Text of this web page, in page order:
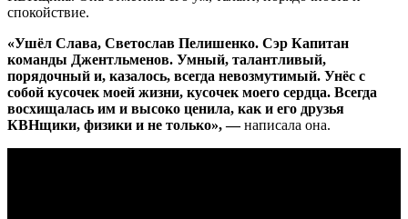
спокойствие.
«Ушёл Слава, Светослав Пелишенко. Сэр Капитан
команды Джентльменов. Умный, талантливый,
порядочный и, казалось, всегда невозмутимый. Унёс с
собой кусочек моей жизни, кусочек моего сердца. Всегда
восхищалась им и высоко ценила, как и его друзья
КВНщики, физики и не только», —написала она.